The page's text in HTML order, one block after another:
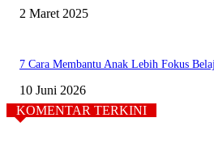
2 Maret 2025
7 Cara Membantu Anak Lebih Fokus
10 Juni 2026
KOMENTAR TERKINI